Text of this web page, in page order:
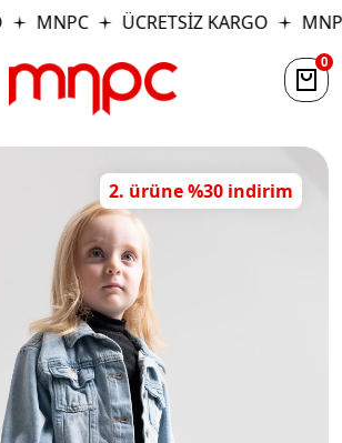
MNPC ÜCRETSİZ KARGO
0
2. ürüne %30 indirim